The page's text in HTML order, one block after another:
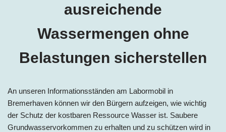
ausreichende
Wassermengen ohne
Belastungen sicherstellen
An unseren Informationsständen am Labormobil in
Bremerhaven können wir den Bürgern aufzeigen, wie wichtig
der Schutz der kostbaren Ressource Wasser ist. Saubere
Grundwasservorkommen zu erhalten und zu schützen wird in